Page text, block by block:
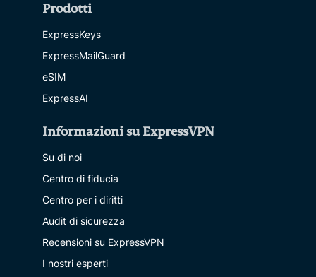
Prodotti
ExpressKeys
ExpressMailGuard
eSIM
ExpressAI
Informazioni su ExpressVPN
Su di noi
Centro di fiducia
Centro per i diritti
Audit di sicurezza
Recensioni su ExpressVPN
I nostri esperti